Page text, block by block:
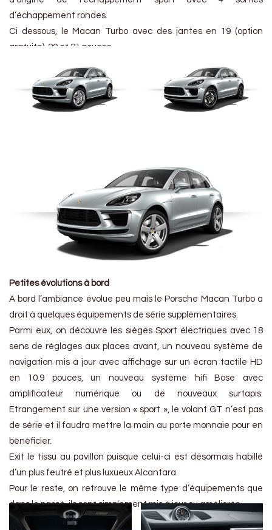
d’échappement rondes.
Ci dessous, le Macan Turbo avec des jantes en 19 (option
gratuite), 20 et 21 pouces.
Petites évolutions à bord
A bord l’ambiance évolue peu mais le Porsche Macan Turbo a
droit à quelques équipements de série supplémentaires.
Parmi eux, on découvre les sièges Sport électriques avec 18
sens de réglages aux places avant, un nouveau système de
navigation mis à jour avec affichage sur un écran tactile HD
en 10.9 pouces, un nouveau système hifi Bose avec
amplificateur numérique ou de nouveaux surtapis.
Etrangement sur une version « sport », le volant GT n’est pas
de série et il faudra mettre la main au porte monnaie pour en
bénéficier.
Exit le tissu au pavillon puisque celui-ci est désormais habillé
d’un plus feutré et plus luxueux Alcantara.
Pour le reste, on retrouve le même type d’équipements que
dans le passé, ils sont simplement mis à jour ou améliorés.